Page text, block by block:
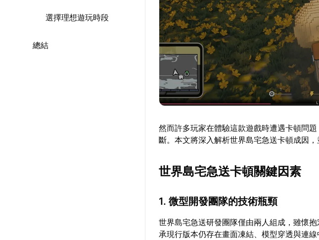
選擇理想遊玩時段
總結
然而許多玩家在體驗這款遊戲時遭遇卡頓問
斷。本文將深入解析世界島宅急送卡頓成因，
世界島宅急送卡頓關鍵因素
1. 微型開發團隊的技術瓶頸
世界島宅急送研發團隊僅由兩人組成，雖懷
承現行版本仍存在畫面凍結、模型穿透與連